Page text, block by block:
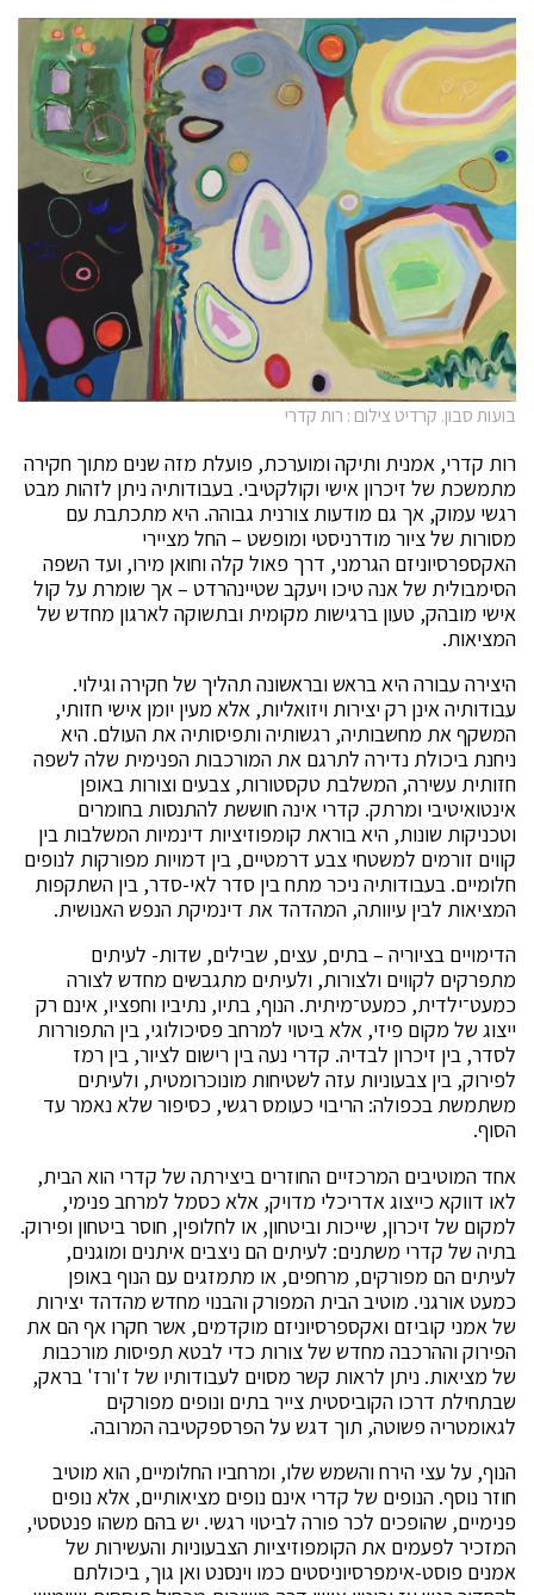
בועות סבון. קרדיט צילום : רות קדרי
רות קדרי, אמנית ותיקה ומוערכת, פועלת מזה שנים מתוך חקירה
מתמשכת של זיכרון אישי וקולקטיבי. בעבודותיה ניתן לזהות מבט
רגשי עמוק, אך גם מודעות צורנית גבוהה. היא מתכתבת עם
מסורות של ציור מודרניסטי ומופשט – החל מציירי
האקספרסיוניזם הגרמני, דרך פאול קלה וחואן מירו, ועד השפה
הסימבולית של אנה טיכו ויעקב שטיינהרדט – אך שומרת על קול
אישי מובהק, טעון ברגישות מקומית ובתשוקה לארגון מחדש של
המציאות.
היצירה עבורה היא בראש ובראשונה תהליך של חקירה וגילוי.
עבודותיה אינן רק יצירות ויזואליות, אלא מעין יומן אישי חזותי,
המשקף את מחשבותיה, רגשותיה ותפיסותיה את העולם. היא
ניחנת ביכולת נדירה לתרגם את המורכבות הפנימית שלה לשפה
חזותית עשירה, המשלבת טקסטורות, צבעים וצורות באופן
אינטואיטיבי ומרתק. קדרי אינה חוששת להתנסות בחומרים
וטכניקות שונות, היא בוראת קומפוזיציות דינמיות המשלבות בין
קווים זורמים למשטחי צבע דרמטיים, בין דמויות מפורקות לנופים
חלומיים. בעבודותיה ניכר מתח בין סדר לאי-סדר, בין השתקפות
המציאות לבין עיוותה, המהדהד את דינמיקת הנפש האנושית.
הדימויים בציוריה – בתים, עצים, שבילים, שדות- לעיתים
מתפרקים לקווים ולצורות, ולעיתים מתגבשים מחדש לצורה
כמעט־ילדית, כמעט־מיתית. הנוף, בתיו, נתיביו וחפציו, אינם רק
ייצוג של מקום פיזי, אלא ביטוי למרחב פסיכולוגי, בין התפוררות
לסדר, בין זיכרון לבדיה. קדרי נעה בין רישום לציור, בין רמז
לפירוק, בין צבעוניות עזה לשטיחות מונוכרומטית, ולעיתים
משתמשת בכפולה: הריבוי כעומס רגשי, כסיפור שלא נאמר עד
הסוף.
אחד המוטיבים המרכזיים החוזרים ביצירתה של קדרי הוא הבית,
לאו דווקא כייצוג אדריכלי מדויק, אלא כסמל למרחב פנימי,
למקום של זיכרון, שייכות וביטחון, או לחלופין, חוסר ביטחון ופירוק.
בתיה של קדרי משתנים: לעיתים הם ניצבים איתנים ומוגנים,
לעיתים הם מפורקים, מרחפים, או מתמזגים עם הנוף באופן
כמעט אורגני. מוטיב הבית המפורק והבנוי מחדש מהדהד יצירות
של אמני קוביזם ואקספרסיוניזם מוקדמים, אשר חקרו אף הם את
הפירוק וההרכבה מחדש של צורות כדי לבטא תפיסות מורכבות
של מציאות. ניתן לראות קשר מסוים לעבודותיו של ז'ורז' בראק,
שבתחילת דרכו הקוביסטית צייר בתים ונופים מפורקים
לגאומטריה פשוטה, תוך דגש על הפרספקטיבה המרובה.
הנוף, על עצי הירח והשמש שלו, ומרחביו החלומיים, הוא מוטיב
חוזר נוסף. הנופים של קדרי אינם נופים מציאותיים, אלא נופים
פנימיים, שהופכים לכר פורה לביטוי רגשי. יש בהם משהו פנטסטי,
המזכיר לפעמים את הקומפוזיציות הצבעוניות והעשירות של
אמנים פוסט-אימפרסיוניסטים כמו וינסנט ואן גוך, ביכולתם